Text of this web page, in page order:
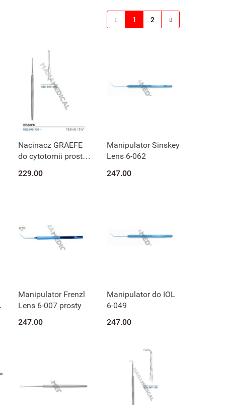
1 2
Nacinacz GRAEFE
do cytotomii prosty
229.00
Manipulator Sinskey
Lens 6-062
247.00
Manipulator Frenzl
Lens 6-007 prosty
247.00
Manipulator do IOL
6-049
247.00